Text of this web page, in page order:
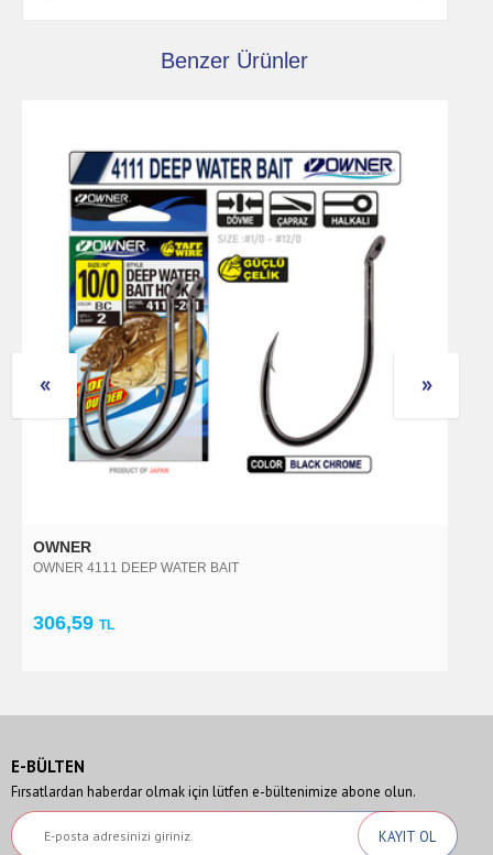
Benzer Ürünler
OWNER
OWNER 4111 DEEP WATER BAIT
306,59 TL
E-BÜLTEN
Fırsatlardan haberdar olmak için lütfen e-bültenimize abone olun.